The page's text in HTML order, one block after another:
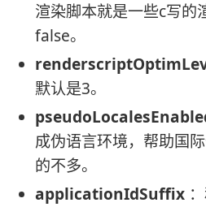
渲染脚本就是一些c写的
false。
默认是3。
成伪语言环境，帮助国
的不多。
applicationIdSuffix：